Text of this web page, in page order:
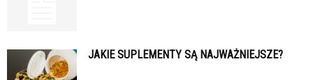
JAKIE SUPLEMENTY SĄ NAJWAŻNIEJSZE?